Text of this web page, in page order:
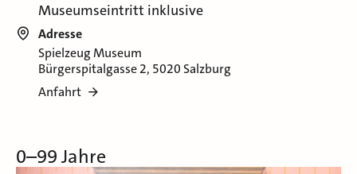
Museumseintritt inklusive
Adresse
Spielzeug Museum
Bürgerspitalgasse 2, 5020 Salzburg
Anfahrt
0–99 Jahre